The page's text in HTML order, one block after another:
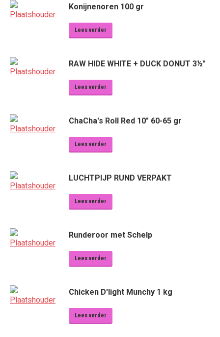
Konijnenoren 100 gr
Lees verder
RAW HIDE WHITE + DUCK DONUT 3½"
Lees verder
ChaCha's Roll Red 10" 60-65 gr
Lees verder
LUCHTPIJP RUND VERPAKT
Lees verder
Runderoor met Schelp
Lees verder
Chicken D'light Munchy 1 kg
Lees verder